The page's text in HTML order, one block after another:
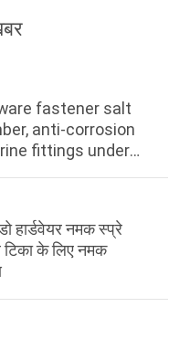
fastener salt
anti-corrosion
fittings under
हार्डवेयर नमक स्प्रे
के लिए नमक